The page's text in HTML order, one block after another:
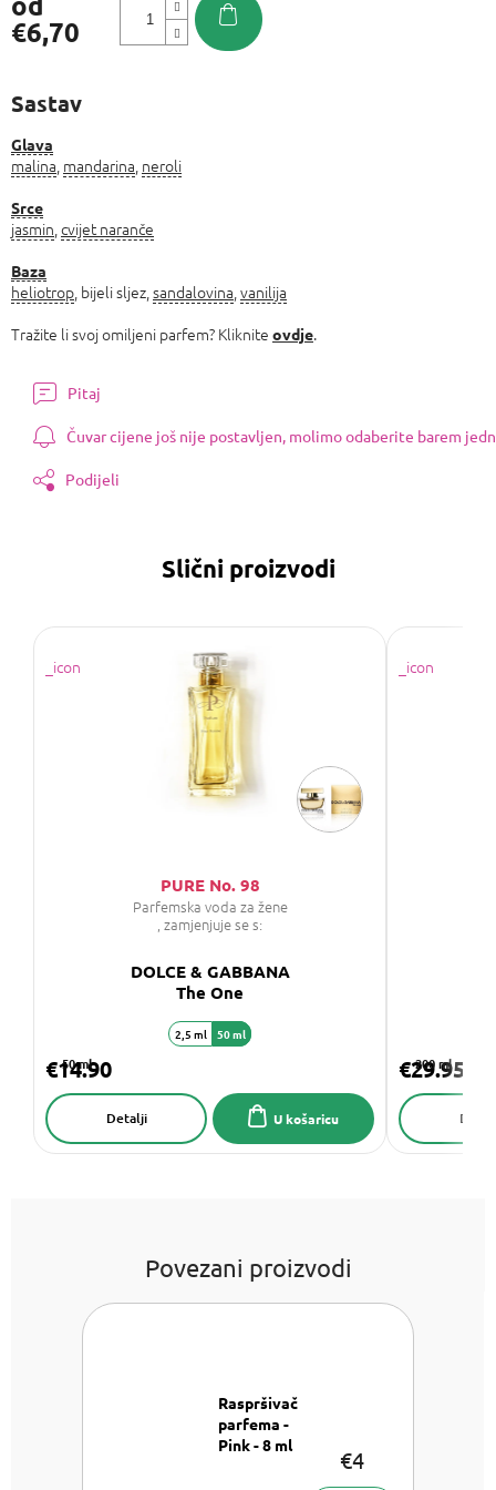
€6,70
Sastav
Glava
malina mandarina neroli
Srce
jasmin cvijet naranče
Baza
heliotrop , bijeli sljez, sandalovina vanilija
Tražite li svoj omiljeni parfem? Kliknite ovdje.
Pitaj
Čuvar cijene još nije postavljen, molimo odaberite barem
Podijeli
Slični proizvodi
PURE No. 98
Parfemska voda za žene
, zamjenjuje se s:
DOLCE & GABBANA
The One
50 ml
€14.90
U košaricu
Detalji
2,5 ml 50 ml
200 ml
€29.95
Povezani proizvodi
Raspršivač
parfema -
Pink - 8 ml
€4